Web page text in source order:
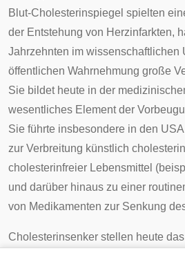
Blut-Cholesterinspiegel spielten
der Entstehung von Herzinfarkten,
Jahrzehnten im wissenschaftlichen
öffentlichen Wahrnehmung große
Sie bildet heute in der
wesentliches Element der
Sie führte insbesondere in den USA
zur Verbreitung künstlich
cholesterinfreier Lebensmittel
und darüber hinaus zu einer
von Medikamenten zur Senkung
Cholesterinsenker stellen heute